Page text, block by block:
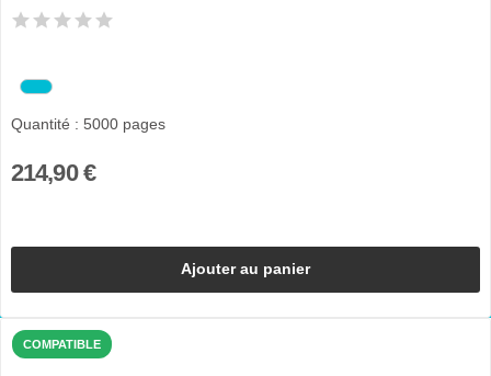
Quantité : 5000 pages
214,90 €
Ajouter au panier
COMPATIBLE